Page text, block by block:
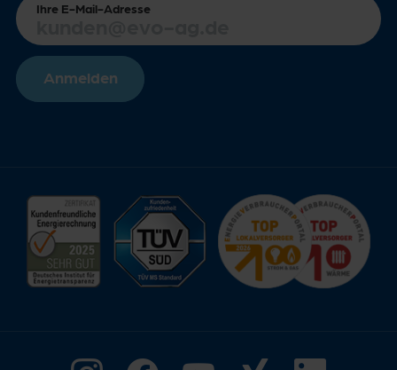
Ihre E-Mail-Adresse
Anmelden